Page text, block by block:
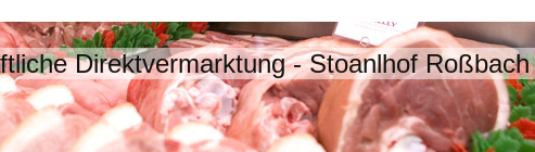
Direktvermarktung - Stoanlhof Roßbach